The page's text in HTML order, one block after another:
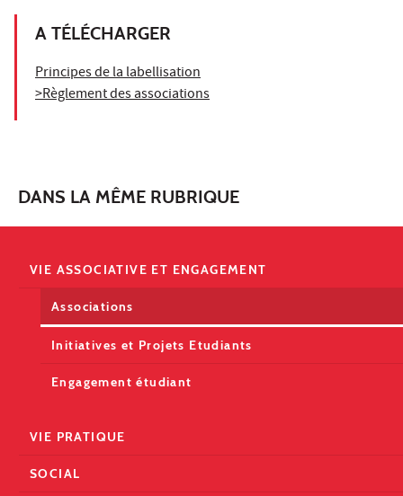
A TÉLÉCHARGER
Principes de la labellisation
>Règlement des associations
DANS LA MÊME RUBRIQUE
VIE ASSOCIATIVE ET ENGAGEMENT
Associations
Initiatives et Projets Etudiants
Engagement étudiant
VIE PRATIQUE
SOCIAL